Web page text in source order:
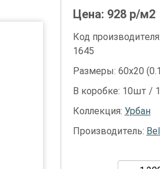
Цена: 928р/м2
Код
1645
Размеры: 60х20
В коробке: 10шт /
Коллекция: Урбан
Производитель: